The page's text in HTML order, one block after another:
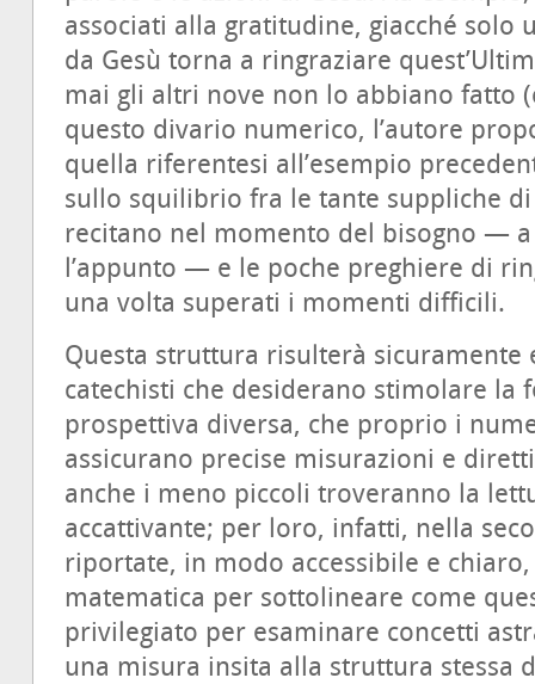
associati alla gratitudine, giacché solo
da Gesù torna a ringraziare
mai gli altri nove non lo abbiano fatto
questo divario numerico, l’autore
quella riferentesi all’esempio
sullo squilibrio fra le tante suppliche
recitano nel momento del bisogno —
l’appunto — e le poche preghiere di
una volta superati i momenti difficili.
Questa struttura risulterà sicuramente
catechisti che desiderano stimolare la
prospettiva diversa, che proprio i
assicurano precise misurazioni e
anche i meno piccoli troveranno la
accattivante; per loro, infatti, nella
riportate, in modo accessibile e
matematica per sottolineare come
privilegiato per esaminare concetti
una misura insita alla struttura stessa